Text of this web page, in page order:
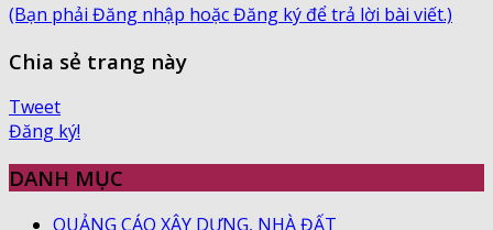
(Bạn phải Đăng nhập hoặc Đăng ký để trả lời bài viết.)
Chia sẻ trang này
Tweet
Đăng ký!
DANH MỤC
QUẢNG CÁO XÂY DỰNG, NHÀ ĐẤT